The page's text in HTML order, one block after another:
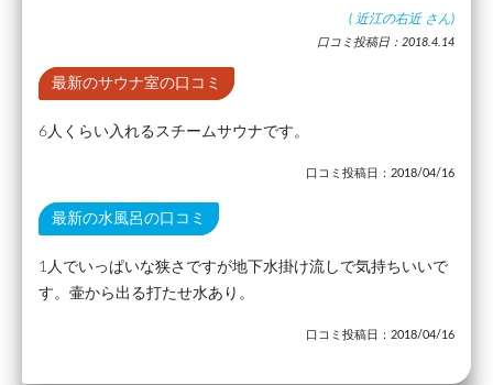
( 近江の右近 さん)
口コミ投稿日：2018.4.14
最新のサウナ室の口コミ
6人くらい入れるスチームサウナです。
口コミ投稿日：2018/04/16
最新の水風呂の口コミ
1人でいっぱいな狭さですが地下水掛け流しで気持ちいいで
す。壷から出る打たせ水あり。
口コミ投稿日：2018/04/16